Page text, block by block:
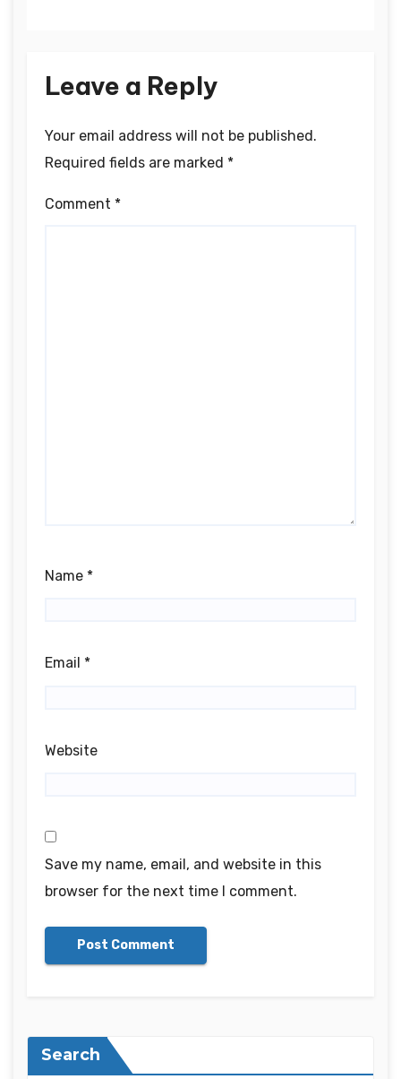
Leave a Reply
Your email address will not be published.
Required fields are marked *
Comment *
Name *
Email *
Website
Save my name, email, and website in this
browser for the next time I comment.
Search